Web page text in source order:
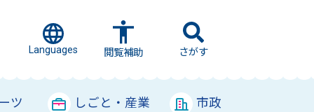
Languages 閲覧補助 さがす
ツ しごと・産業 市政